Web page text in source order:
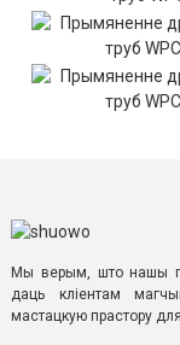
Мы верым, што нашы
даць кліентам
мастацкую прастору